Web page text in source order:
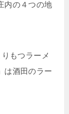
内の４つの地
もつラーメ
は酒田のラー